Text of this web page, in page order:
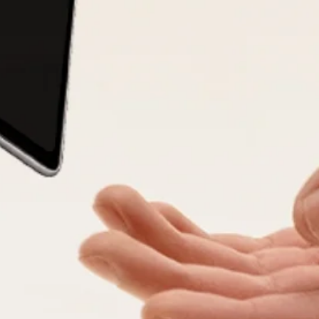
ашық
жабатын
тіпті шуақты
қорғауды